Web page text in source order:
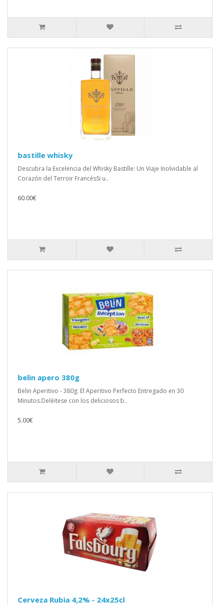
bastille whisky
Descubra la Excelencia del Whisky Bastille: Un Viaje Inolvidable al
Corazón del Terroir FrancésSi u..
60.00€
belin apero 380g
Belin Aperitivo - 380g: El Aperitivo Perfecto Entregado en 30
Minutos.Deléitese con los deliciosos b..
5.00€
Cerveza Rubia 4,2% - 24x25cl